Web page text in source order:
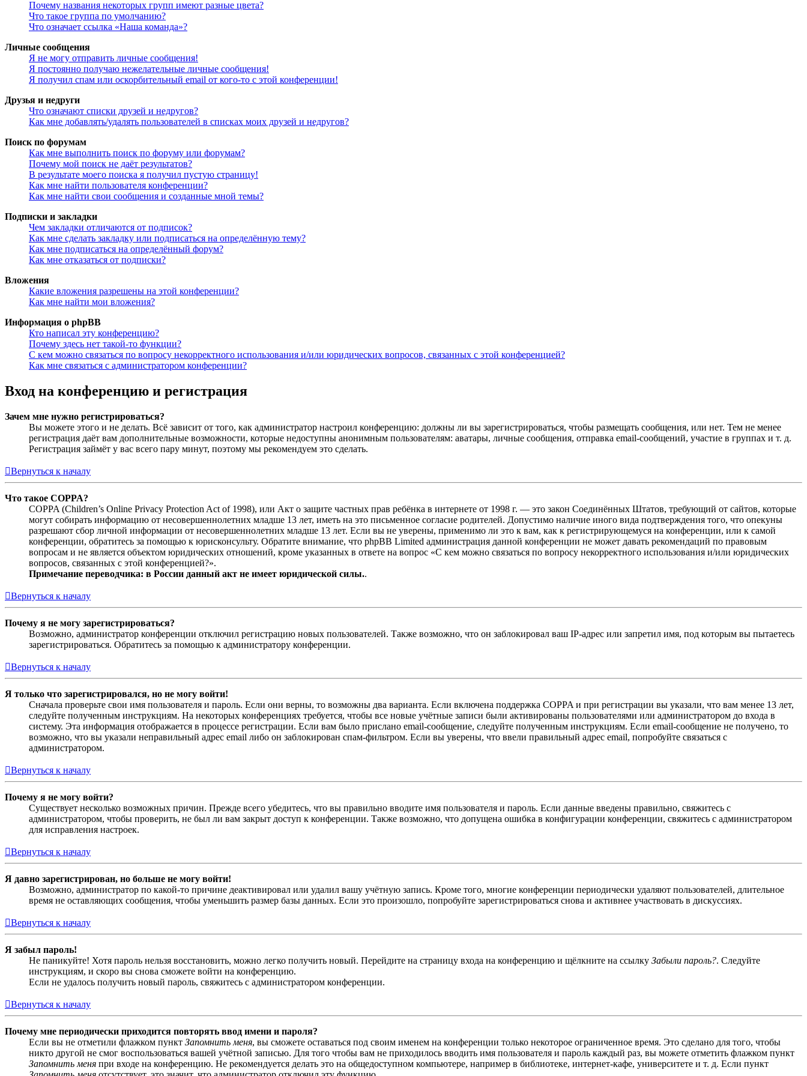
Почему названия некоторых групп имеют разные цвета?
Что такое группа по умолчанию?
Что означает ссылка «Наша команда»?
Личные сообщения
Я не могу отправить личные сообщения!
Я постоянно получаю нежелательные личные сообщения!
Я получил спам или оскорбительный email от кого-то с этой конференции!
Друзья и недруги
Что означают списки друзей и недругов?
Как мне добавлять/удалять пользователей в списках моих друзей и недругов?
Поиск по форумам
Как мне выполнить поиск по форуму или форумам?
Почему мой поиск не даёт результатов?
В результате моего поиска я получил пустую страницу!
Как мне найти пользователя конференции?
Как мне найти свои сообщения и созданные мной темы?
Подписки и закладки
Чем закладки отличаются от подписок?
Как мне сделать закладку или подписаться на определённую тему?
Как мне подписаться на определённый форум?
Как мне отказаться от подписки?
Вложения
Какие вложения разрешены на этой конференции?
Как мне найти мои вложения?
Информация о phpBB
Кто написал эту конференцию?
Почему здесь нет такой-то функции?
С кем можно связаться по вопросу некорректного использования и/или юридических вопросов, связанных с этой конференцией?
Как мне связаться с администратором конференции?
Вход на конференцию и регистрация
Зачем мне нужно регистрироваться?
Вы можете этого и не делать. Всё зависит от того, как администратор настроил конференцию: должны ли вы зарегистрироваться, чтобы размещать сообщения, или нет. Тем не менее
регистрация даёт вам дополнительные возможности, которые недоступны анонимным пользователям: аватары, личные сообщения, отправка email-сообщений, участие в группах и т. д.
Регистрация займёт у вас всего пару минут, поэтому мы рекомендуем это сделать.
Вернуться к началу
Что такое COPPA?
COPPA (Children’s Online Privacy Protection Act of 1998), или Акт о защите частных прав ребёнка в интернете от 1998 г. — это закон Соединённых Штатов, требующий от сайтов, которые
могут собирать информацию от несовершеннолетних младше 13 лет, иметь на это письменное согласие родителей. Допустимо наличие иного вида подтверждения того, что опекуны
разрешают сбор личной информации от несовершеннолетних младше 13 лет. Если вы не уверены, применимо ли это к вам, как к регистрирующемуся на конференции, или к самой
конференции, обратитесь за помощью к юрисконсульту. Обратите внимание, что phpBB Limited администрация данной конференции не может давать рекомендаций по правовым
вопросам и не является объектом юридических отношений, кроме указанных в ответе на вопрос «С кем можно связаться по вопросу некорректного использования и/или юридических
вопросов, связанных с этой конференцией?».
Примечание переводчика: в России данный акт не имеет юридической силы..
Вернуться к началу
Почему я не могу зарегистрироваться?
Возможно, администратор конференции отключил регистрацию новых пользователей. Также возможно, что он заблокировал ваш IP-адрес или запретил имя, под которым вы пытаетесь
зарегистрироваться. Обратитесь за помощью к администратору конференции.
Вернуться к началу
Я только что зарегистрировался, но не могу войти!
Сначала проверьте свои имя пользователя и пароль. Если они верны, то возможны два варианта. Если включена поддержка COPPA и при регистрации вы указали, что вам менее 13 лет,
следуйте полученным инструкциям. На некоторых конференциях требуется, чтобы все новые учётные записи были активированы пользователями или администратором до входа в
систему. Эта информация отображается в процессе регистрации. Если вам было прислано email-сообщение, следуйте полученным инструкциям. Если email-сообщение не получено, то
возможно, что вы указали неправильный адрес email либо он заблокирован спам-фильтром. Если вы уверены, что ввели правильный адрес email, попробуйте связаться с
администратором.
Вернуться к началу
Почему я не могу войти?
Существует несколько возможных причин. Прежде всего убедитесь, что вы правильно вводите имя пользователя и пароль. Если данные введены правильно, свяжитесь с
администратором, чтобы проверить, не был ли вам закрыт доступ к конференции. Также возможно, что допущена ошибка в конфигурации конференции, свяжитесь с администратором
для исправления настроек.
Вернуться к началу
Я давно зарегистрирован, но больше не могу войти!
Возможно, администратор по какой-то причине деактивировал или удалил вашу учётную запись. Кроме того, многие конференции периодически удаляют пользователей, длительное
время не оставляющих сообщения, чтобы уменьшить размер базы данных. Если это произошло, попробуйте зарегистрироваться снова и активнее участвовать в дискуссиях.
Вернуться к началу
Я забыл пароль!
Не паникуйте! Хотя пароль нельзя восстановить, можно легко получить новый. Перейдите на страницу входа на конференцию и щёлкните на ссылку Забыли пароль?. Следуйте
инструкциям, и скоро вы снова сможете войти на конференцию.
Если не удалось получить новый пароль, свяжитесь с администратором конференции.
Вернуться к началу
Почему мне периодически приходится повторять ввод имени и пароля?
Если вы не отметили флажком пункт Запомнить меня, вы сможете оставаться под своим именем на конференции только некоторое ограниченное время. Это сделано для того, чтобы
никто другой не смог воспользоваться вашей учётной записью. Для того чтобы вам не приходилось вводить имя пользователя и пароль каждый раз, вы можете отметить флажком пункт
Запомнить меня при входе на конференцию. Не рекомендуется делать это на общедоступном компьютере, например в библиотеке, интернет-кафе, университете и т. д. Если пункт